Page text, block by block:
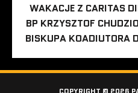
WAKACJE Z CARITAS
BP KRZYSZTOF
BISKUPA KOADIUTORA
COPYRIGHT © 2026